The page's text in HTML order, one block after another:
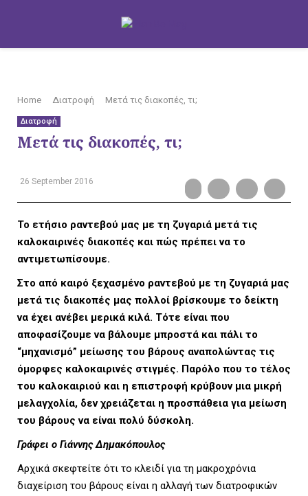
M
O
B
I
L
E
M
Home Διατροφή Μετά τις διακοπές, τι;
Διατροφή
Μετά τις διακοπές, τι;
26 September 2016
Το ετήσιο ραντεβού μας με τη ζυγαριά μετά τις
καλοκαιρινές διακοπές και πώς πρέπει να το
αντιμετωπίσουμε.
Στο από καιρό ξεχασμένο ραντεβού με τη ζυγαριά μας
μετά τις διακοπές μας πολλοί βρίσκουμε το δείκτη
να έχει ανέβει μερικά κιλά. Τότε είναι που
αποφασίζουμε να βάλουμε μπροστά και πάλι το
“μηχανισμό” μείωσης του βάρους αναπολώντας τις
όμορφες καλοκαιρινές στιγμές. Παρόλο που το τέλος
του καλοκαιριού και η επιστροφή κρύβουν μια μικρή
μελαγχολία, δεν χρειάζεται η προσπάθεια για μείωση
του βάρους να είναι πολύ δύσκολη.
Γράφει ο Γιάννης Δημακόπουλος
Αρχικά σκεφτείτε ότι το κλειδί για τη μακροχρόνια
διαχείριση του βάρους είναι η αλλαγή των διατροφικών